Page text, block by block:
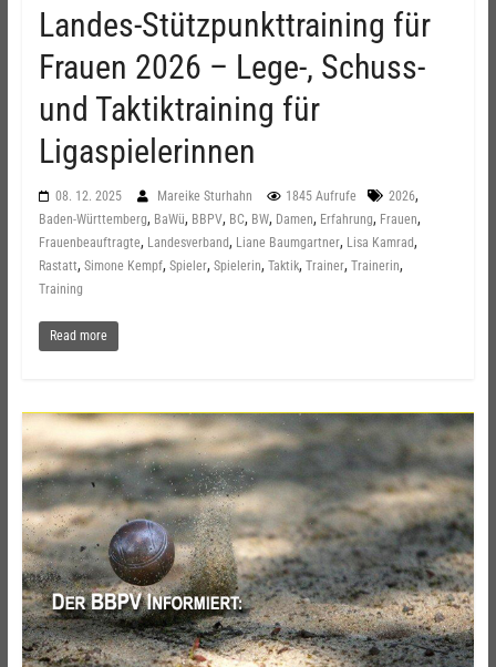
Landes-Stützpunkttraining für
Frauen 2026 – Lege-, Schuss-
und Taktiktraining für
Ligaspielerinnen
08. 12. 2025 Mareike Sturhahn 1845 Aufrufe 2026,
Baden-Württemberg, BaWü, BBPV, BC, BW, Damen, Erfahrung, Frauen,
Frauenbeauftragte, Landesverband, Liane Baumgartner, Lisa Kamrad,
Rastatt, Simone Kempf, Spieler, Spielerin, Taktik, Trainer, Trainerin,
Training
Read more